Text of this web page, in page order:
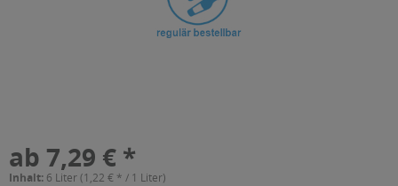
ab 7,29 € *
Inhalt: 6 Liter (1,22 € * / 1 Liter)